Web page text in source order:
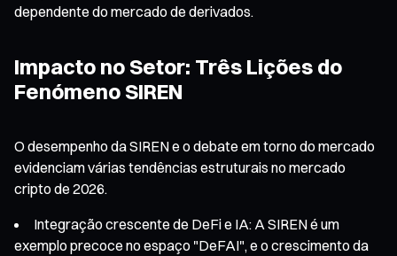
dependente do mercado de derivados.
Impacto no Setor: Três Lições do
Fenómeno SIREN
O desempenho da SIREN e o debate em torno do mercado
evidenciam várias tendências estruturais no mercado
cripto de 2026.
Integração crescente de DeFi e IA: A SIREN é um
exemplo precoce no espaço "DeFAI", e o crescimento da